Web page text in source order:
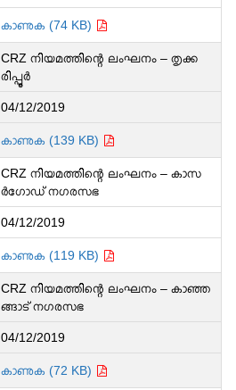
കാണുക (74 KB)
CRZ നിയമത്തിന്റെ ലംഘനം – തൃക്ക
രിപ്പൂര്‍
04/12/2019
കാണുക (139 KB)
CRZ നിയമത്തിന്റെ ലംഘനം – കാസ
ര്‍ഗോഡ് നഗരസഭ
04/12/2019
കാണുക (119 KB)
CRZ നിയമത്തിന്റെ ലംഘനം – കാഞ്ഞ
ങ്ങാട് നഗരസഭ
04/12/2019
കാണുക (72 KB)